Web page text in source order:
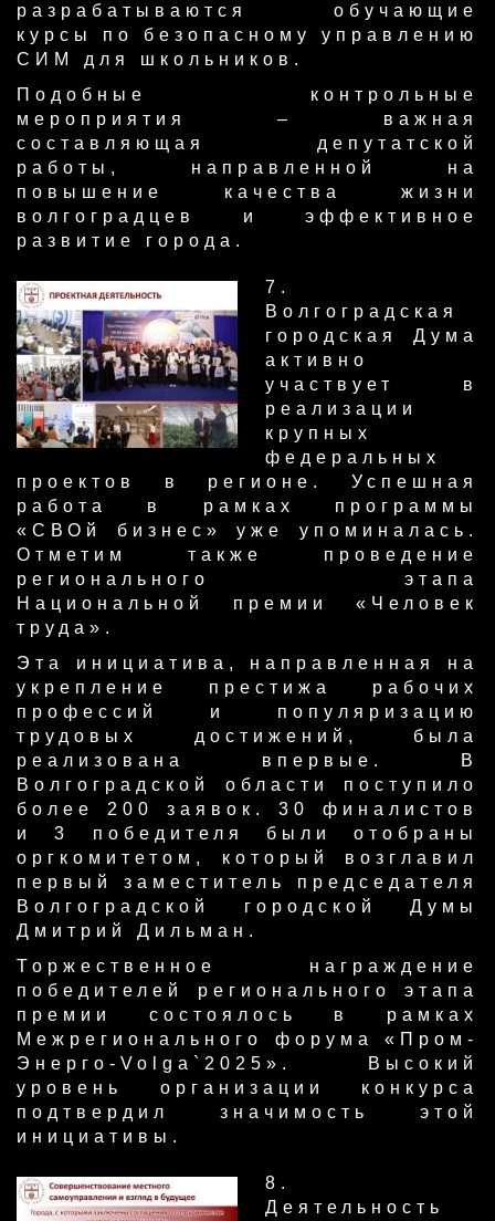
разрабатываются обучающие
курсы по безопасному управлению
СИМ для школьников.
Подобные контрольные
мероприятия – важная
составляющая депутатской
работы, направленной на
повышение качества жизни
волгоградцев и эффективное
развитие города.
​7.
Волгоградская
городская Дума
активно
участвует в
реализации
крупных
федеральных
проектов в регионе. Успешная
работа в рамках программы
«СВОй бизнес» уже упоминалась.
Отметим также проведение
регионального этапа
Национальной премии «Человек
труда».
Эта инициатива, направленная на
укрепление престижа рабочих
профессий и популяризацию
трудовых достижений, была
реализована впервые. В
Волгоградской области поступило
более 200 заявок. 30 финалистов
и 3 победителя были отобраны
оргкомитетом, который возглавил
первый заместитель председателя
Волгоградской городской Думы
Дмитрий Дильман.
Торжественное награждение
победителей регионального этапа
премии состоялось в рамках
Межрегионального форума «Пром-
Энерго-Volga`2025». Высокий
уровень организации конкурса
подтвердил значимость этой
инициативы.
​8.
Деятельность